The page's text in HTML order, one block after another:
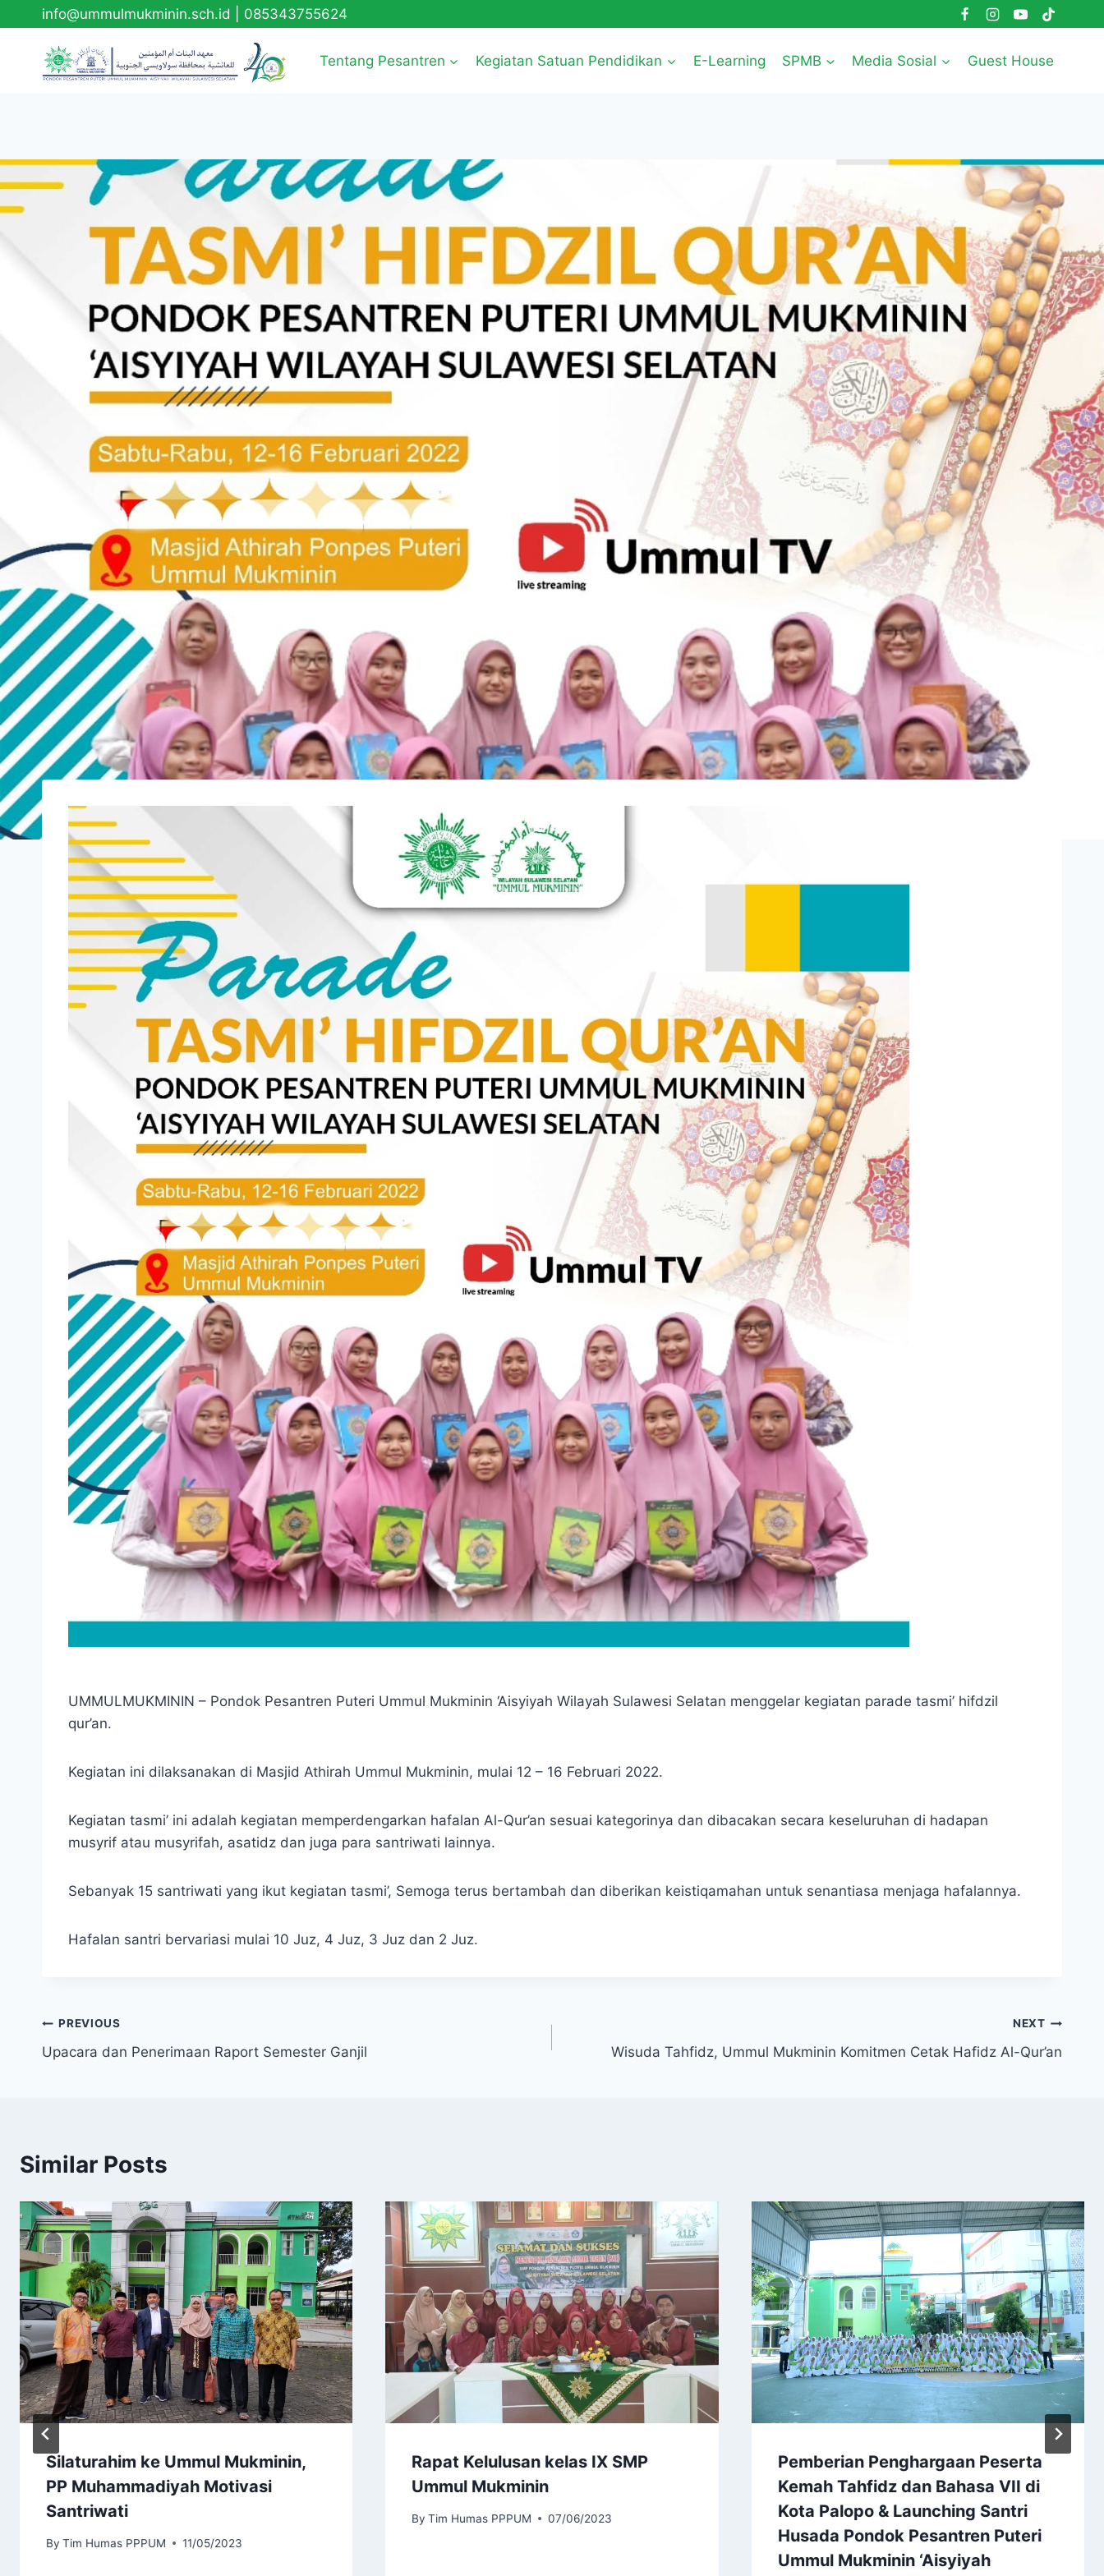
info@ummulmukminin.sch.id 085343755624
Tentang Pesantren Kegiatan Satuan Pendidikan E-Learning SPMB Media Sosial Guest House
UMMULMUKMININ – Pondok Pesantren Puteri Ummul Mukminin ‘Aisyiyah Wilayah Sulawesi Selatan menggelar kegiatan parade tasmi’ hifdzil
qur’an.
Kegiatan ini dilaksanakan di Masjid Athirah Ummul Mukminin, mulai 12 – 16 Februari 2022.
Kegiatan tasmi’ ini adalah kegiatan memperdengarkan hafalan Al-Qur’an sesuai kategorinya dan dibacakan secara keseluruhan di hadapan
musyrif atau musyrifah, asatidz dan juga para santriwati lainnya.
Sebanyak 15 santriwati yang ikut kegiatan tasmi’, Semoga terus bertambah dan diberikan keistiqamahan untuk senantiasa menjaga hafalannya.
Hafalan santri bervariasi mulai 10 Juz, 4 Juz, 3 Juz dan 2 Juz.
PREVIOUS
Upacara dan Penerimaan Raport Semester Ganjil
NEXT
Wisuda Tahfidz, Ummul Mukminin Komitmen Cetak Hafidz Al-Qur’an
Similar Posts
Silaturahim ke Ummul Mukminin,
PP Muhammadiyah Motivasi
Santriwati
By Tim Humas PPPUM 11/05/2023
Rapat Kelulusan kelas IX SMP
Ummul Mukminin
By Tim Humas PPPUM 07/06/2023
Pemberian Penghargaan Peserta
Kemah Tahfidz dan Bahasa VII di
Kota Palopo & Launching Santri
Husada Pondok Pesantren Puteri
Ummul Mukminin ‘Aisyiyah